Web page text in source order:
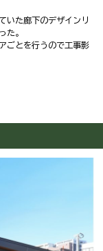
いた廊下のデザインリ
た。
ごとを行うので工事影